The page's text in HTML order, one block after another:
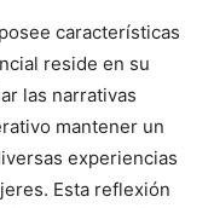
características
reside en su
las narrativas
mantener un
experiencias
Esta reflexión